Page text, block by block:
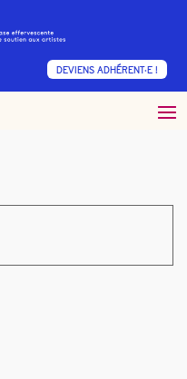
DEVIENS ADHÉRENT·E !